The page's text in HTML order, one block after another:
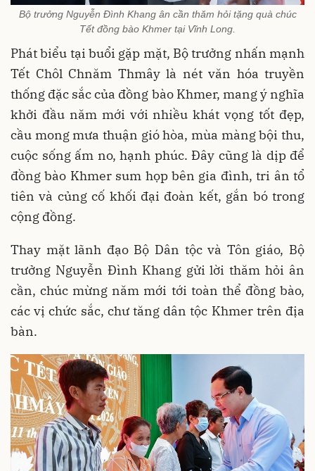
Bộ trưởng Nguyễn Đình Khang ân cần thăm hỏi tặng quà chúc
Tết đồng bào Khmer tại Vĩnh Long.
Phát biểu tại buổi gặp mặt, Bộ trưởng nhấn mạnh
Tết Chôl Chnăm Thmây là nét văn hóa truyền
thống đặc sắc của đồng bào Khmer, mang ý nghĩa
khởi đầu năm mới với nhiều khát vọng tốt đẹp,
cầu mong mưa thuận gió hòa, mùa màng bội thu,
cuộc sống ấm no, hạnh phúc. Đây cũng là dịp để
đồng bào Khmer sum họp bên gia đình, tri ân tổ
tiên và củng cố khối đại đoàn kết, gắn bó trong
cộng đồng.
Thay mặt lãnh đạo Bộ Dân tộc và Tôn giáo, Bộ
trưởng Nguyễn Đình Khang gửi lời thăm hỏi ân
cần, chúc mừng năm mới tới toàn thể đồng bào,
các vị chức sắc, chư tăng dân tộc Khmer trên địa
bàn.